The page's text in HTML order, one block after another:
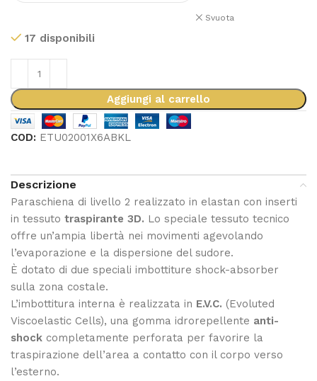
Svuota
17 disponibili
Aggiungi al carrello
COD: ETU02001X6ABKL
Descrizione
Paraschiena di livello 2 realizzato in elastan con inserti
in tessuto traspirante 3D. Lo speciale tessuto tecnico
offre un’ampia libertà nei movimenti agevolando
l’evaporazione e la dispersione del sudore.
È dotato di due speciali imbottiture shock-absorber
sulla zona costale.
L’imbottitura interna è realizzata in E.V.C. (Evoluted
Viscoelastic Cells), una gomma idrorepellente anti-
shock completamente perforata per favorire la
traspirazione dell’area a contatto con il corpo verso
l’esterno.